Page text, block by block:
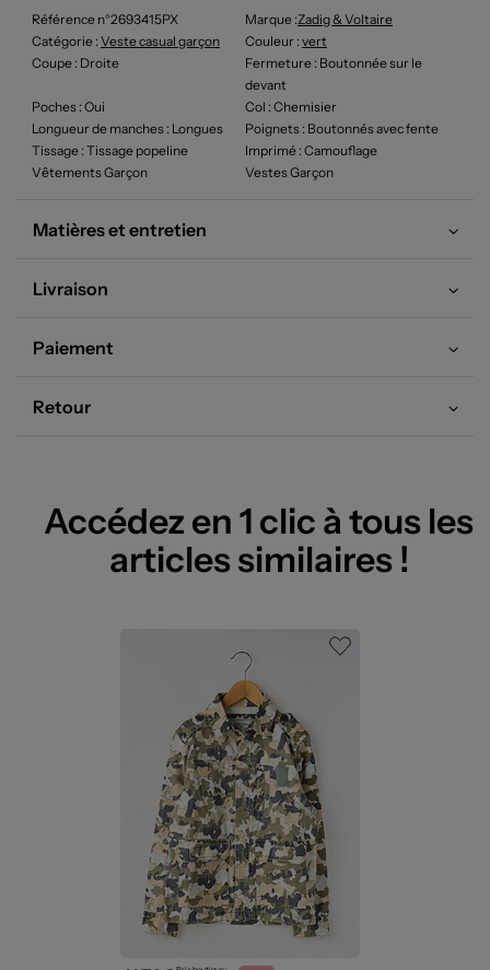
Référence n°2693415PX
Marque :Zadig & Voltaire
Catégorie : Veste casual garçon Couleur : vert
Coupe : Droite Fermeture : Boutonnée sur le
devant
Poches : Oui Col : Chemisier
Longueur de manches : Longues Poignets : Boutonnés avec fente
Tissage : Tissage popeline Imprimé : Camouflage
Vêtements Garçon
Vestes Garçon
Matières et entretien
Livraison
Paiement
Retour
Accédez en 1 clic à tous les
articles similaires !